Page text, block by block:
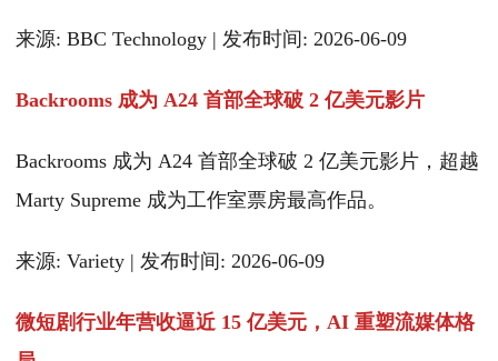
来源: BBC Technology | 发布时间: 2026-06-09
Backrooms 成为 A24 首部全球破 2 亿美元影片
Backrooms 成为 A24 首部全球破 2 亿美元影片，超越
Marty Supreme 成为工作室票房最高作品。
来源: Variety | 发布时间: 2026-06-09
微短剧行业年营收逼近 15 亿美元，AI 重塑流媒体格